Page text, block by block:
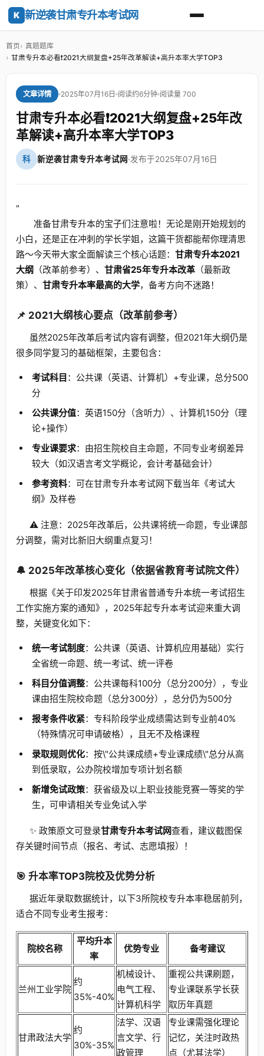
K 新逆袭甘肃专升本考试网
首页
真题题库
甘肃专升本必看❗2021大纲复盘+25年改革解读+高升本率大学TOP3
文章详情 2025年07月16日 阅读约6分钟 阅读量 700
甘肃专升本必看❗2021大纲复盘+25年改
革解读+高升本率大学TOP3
科 新逆袭甘肃专升本考试网·发布于2025年07月16日
"
准备甘肃专升本的宝子们注意啦！无论是刚开始规划的
小白，还是正在冲刺的学长学姐，这篇干货都能帮你理清思
路～今天带大家全面解读三个核心话题： 甘肃专升本2021
大纲 （改革前参考）、 甘肃省25年专升本改革 （最新政
策）、 甘肃专升本率最高的大学，备考方向不迷路！
📌 2021大纲核心要点（改革前参考）
虽然2025年改革后考试内容有调整，但2021年大纲仍是
很多同学复习的基础框架，主要包含：
考试科目 ：公共课（英语、计算机）+专业课，总分500
分
公共课分值：英语150分（含听力）、计算机150分（理
论+操作）
专业课要求：由招生院校自主命题，不同专业考纲差异
较大（如汉语言考文学概论，会计考基础会计）
参考资料：可在甘肃专升本考试网下载当年《考试大
纲》及样卷
⚠️ 注意：2025年改革后，公共课将统一命题，专业课部
分调整，需对比新旧大纲重点复习！
🔔 2025年改革核心变化（依据省教育考试院文件）
根据《关于印发2025年甘肃省普通专升本统一考试招生
工作实施方案的通知》，2025年起专升本考试迎来重大调
整，关键变化如下：
统一考试制度：公共课（英语、计算机应用基础）实行
全省统一命题、统一考试、统一评卷
科目分值调整：公共课每科100分（总分200分），专业
课由招生院校命题（总分300分），总分仍为500分
报考条件收紧：专科阶段学业成绩需达到专业前40%
（特殊情况可申请破格），且无不及格课程
录取规则优化：按\"公共课成绩+专业课成绩\"总分从高
到低录取，公办院校增加专项计划名额
新增免试政策：获省级及以上职业技能竞赛一等奖的学
生，可申请相关专业免试入学
✨ 政策原文可登录甘肃专升本考试网查看，建议截图保
存关键时间节点（报名、考试、志愿填报）！
🎯 升本率TOP3院校及优势分析
据近年录取数据统计，以下3所院校专升本率稳居前列，
适合不同专业考生报考：
院校名称
平均升本
率
优势专业 备考建议
兰州工业学院
约
35%-40%
机械设计、
电气工程、
计算机科学
重视公共课刷题，
专业课联系学长获
取历年真题
甘肃政法大学
约
30%-35%
法学、汉语
言文学、行
政管理
专业课需强化理论
记忆，关注时政热
点（尤其法学）